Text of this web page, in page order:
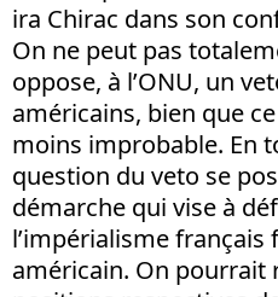
ira Chirac dans son
On ne peut pas
oppose, à l’ONU, un
américains, bien que
moins improbable. En
question du veto se
démarche qui vise à
l’impérialisme français
américain. On pourrait